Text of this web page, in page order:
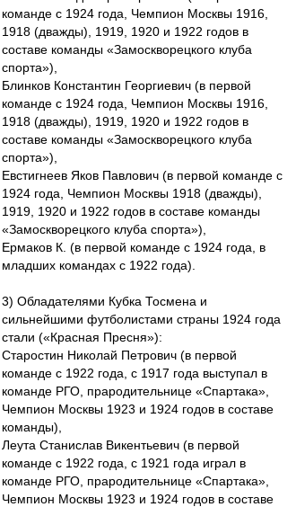
команде с 1924 года, Чемпион Москвы 1916,
1918 (дважды), 1919, 1920 и 1922 годов в
составе команды «Замоскворецкого клуба
спорта»),
Блинков Константин Георгиевич (в первой
команде с 1924 года, Чемпион Москвы 1916,
1918 (дважды), 1919, 1920 и 1922 годов в
составе команды «Замоскворецкого клуба
спорта»),
Евстигнеев Яков Павлович (в первой команде с
1924 года, Чемпион Москвы 1918 (дважды),
1919, 1920 и 1922 годов в составе команды
«Замоскворецкого клуба спорта»),
Ермаков К. (в первой команде с 1924 года, в
младших командах с 1922 года).
3) Обладателями Кубка Тосмена и
сильнейшими футболистами страны 1924 года
стали («Красная Пресня»):
Старостин Николай Петрович (в первой
команде с 1922 года, с 1917 года выступал в
команде РГО, прародительнице «Спартака»,
Чемпион Москвы 1923 и 1924 годов в составе
команды),
Леута Станислав Викентьевич (в первой
команде с 1922 года, с 1921 года играл в
команде РГО, прародительнице «Спартака»,
Чемпион Москвы 1923 и 1924 годов в составе